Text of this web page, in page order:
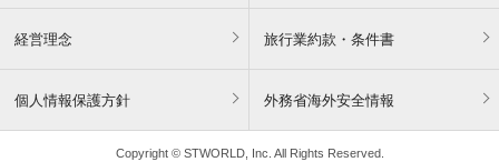
経営理念 旅行業約款・条件書
個人情報保護方針 外務省海外安全情報
Copyright © STWORLD, Inc. All Rights Reserved.